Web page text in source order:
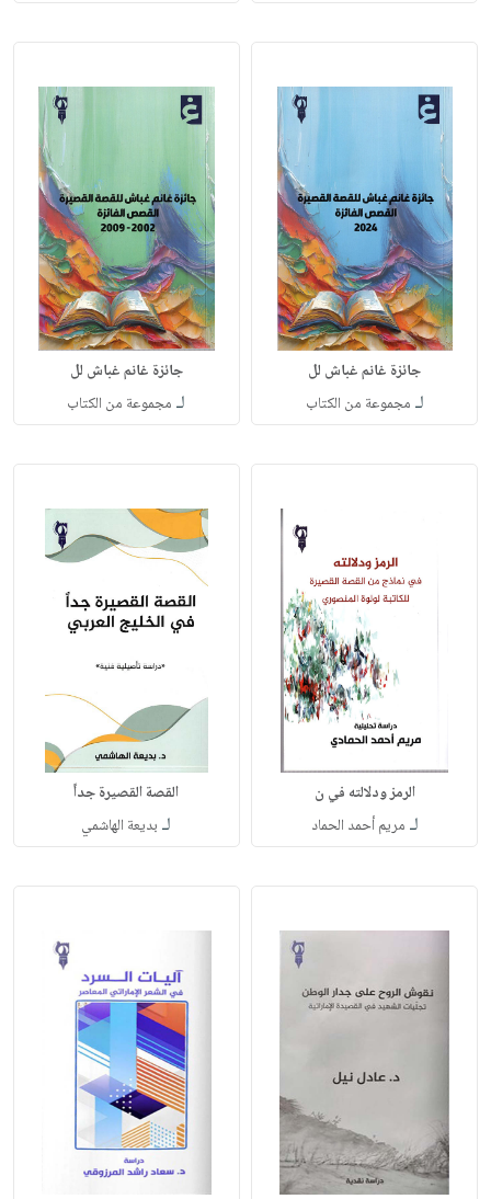
جائزة غانم غباش لل
لـ مجموعة من الكتاب
جائزة غانم غباش لل
لـ مجموعة من الكتاب
الرمز ودلالته في ن
لـ مريم أحمد الحماد
القصة القصيرة جداً
لـ بديعة الهاشمي